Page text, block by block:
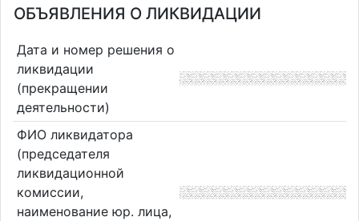
ОБЪЯВЛЕНИЯ О ЛИКВИДАЦИИ
Дата и номер решения о
ликвидации
(прекращении
деятельности)
ФИО ликвидатора
(председателя
ликвидационной
комиссии,
наименование юр. лица,